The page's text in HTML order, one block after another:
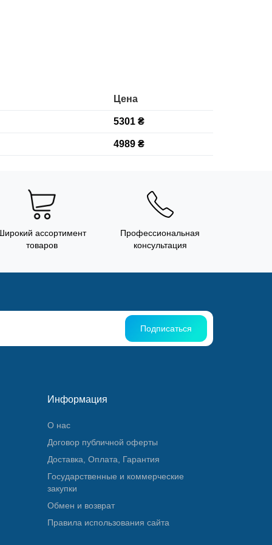
Цена
5301 ₴
4989 ₴
ассортимент
товаров
Профессиональная
консультация
Подписаться
Информация
О нас
Договор публичной оферты
Доставка, Оплата, Гарантия
Государственные и коммерческие
закупки
Обмен и возврат
Правила использования сайта